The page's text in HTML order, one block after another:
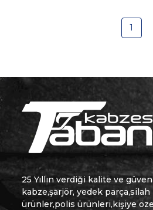
1
25 Yıllın verdiği kalite ve
kabze,şarjör, yedek parça,silah
ürünler,polis ürünleri,kişiye